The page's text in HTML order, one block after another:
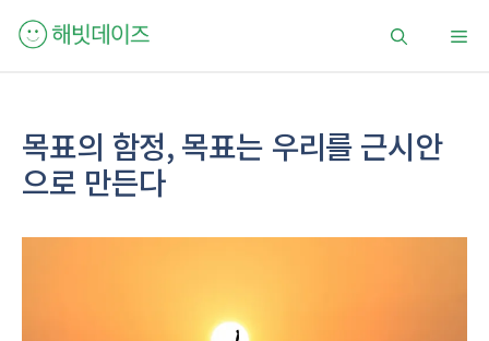
메
목표의 함정, 목표는 우리를 근시안
으로 만든다